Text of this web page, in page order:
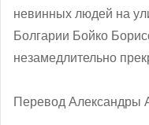
невинных людей на
Болгарии Бойко
незамедлительно
Перевод Александры